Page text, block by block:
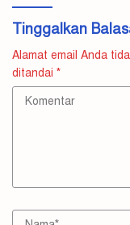
Tinggalkan
Alamat email Anda
ditandai *